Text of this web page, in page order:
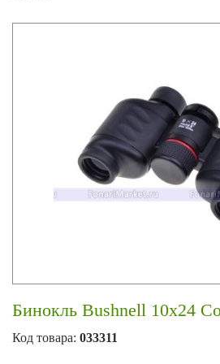
Бинокль Bushnell 10x24
Код товара: 033311